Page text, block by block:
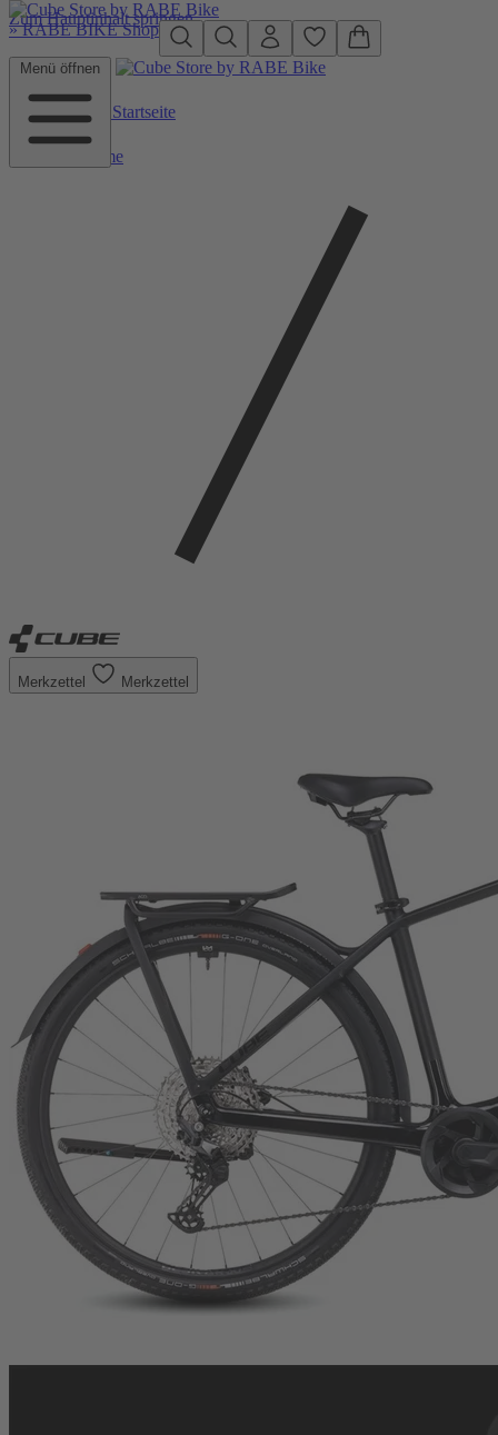
Zum Hauptinhalt springen
»RABE BIKE Shop
Menü öffnen
Zurück zu Startseite
Home
Merkzettel Merkzettel